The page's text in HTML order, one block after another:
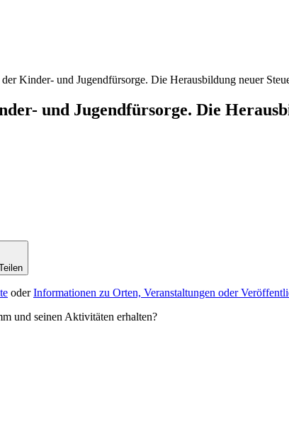
Kinder- und Jugendfürsorge. Die Herausbildung neuer
und Jugendfürsorge. Die
oderInformationen zu Orten, Veranstaltungen oder
und seinen Aktivitäten erhalten?